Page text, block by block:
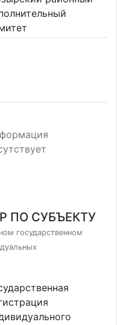
ПО СУБЪЕКТУ
государственном